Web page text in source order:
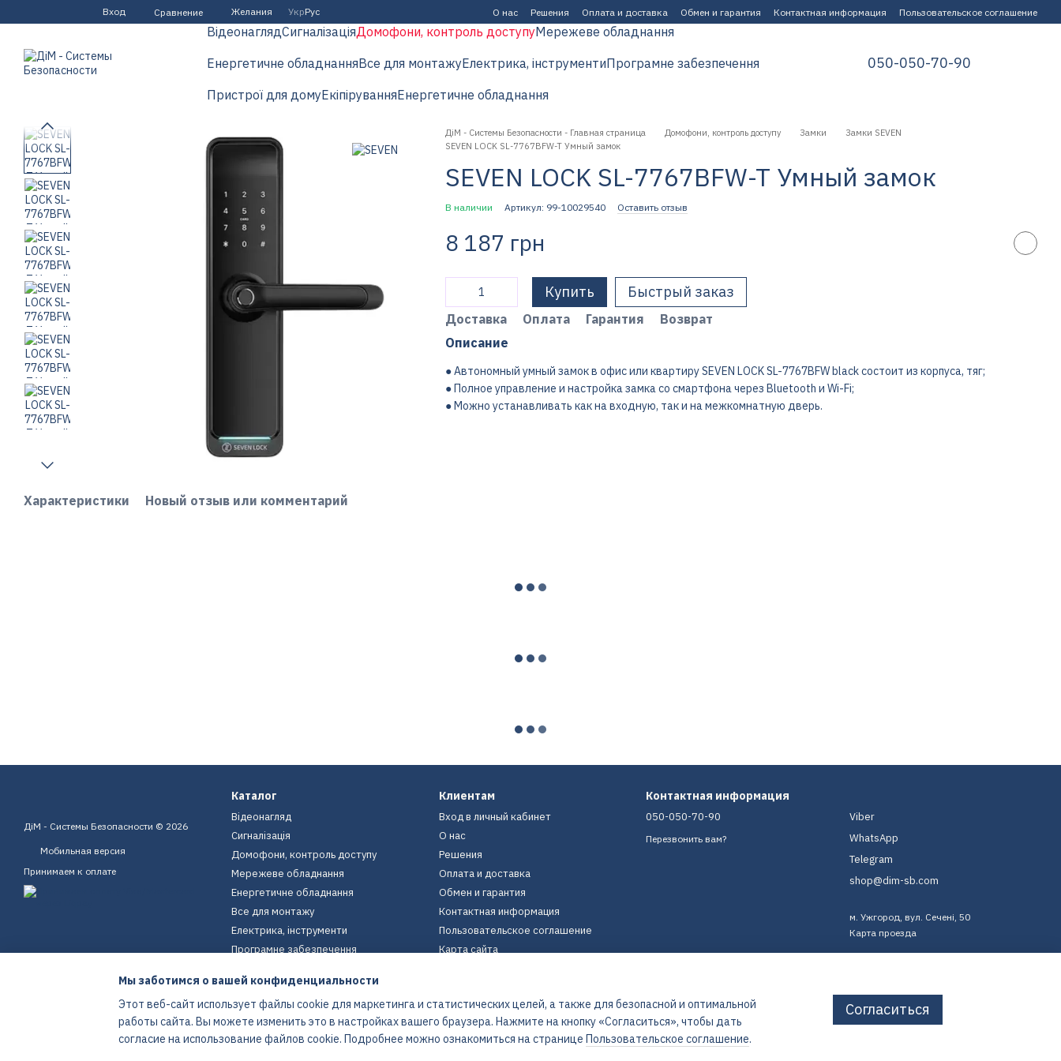
Перейти к основному контенту
Вход Сравнение Желания УкрРус О нас Решения Оплата и доставка Обмен и гарантия Контактная информация Пользовательское соглашение
ВідеонаглядСигналізаціяДомофони, контроль доступуМережеве обладнання
Енергетичне обладнанняВсе для монтажуЕлектрика, інструментиПрограмне забезпечення
Пристрої для домуЕкіпіруванняЕнергетичне обладнання
050-050-70-90
Характеристики Новый отзыв или комментарий
ДіМ - Системы Безопасности - Главная страница Домофони, контроль доступу Замки
Замки SEVEN
SEVEN LOCK SL-7767BFW-T Умный замок
SEVEN LOCK SL-7767BFW-T Умный замок
В наличии Артикул: 99-10029540 Оставить отзыв
8 187 грн
Купить Быстрый заказ
Доставка Оплата Гарантия
Возврат
Описание
● Автономный умный замок в офис или квартиру SEVEN LOCK SL-7767BFW black состоит из корпуса, тяг;
● Полное управление и настройка замка со смартфона через Bluetooth и Wi-Fi;
● Можно устанавливать как на входную, так и на межкомнатную дверь.
ДіМ - Системы Безопасности © 2026
Мобильная версия
Принимаем к оплате
Интернет-магазин создан с Хорошоп
Каталог
Відеонагляд
Сигналізація
Домофони, контроль доступу
Мережеве обладнання
Енергетичне обладнання
Все для монтажу
Електрика, інструменти
Програмне забезпечення
Екіпірування
Енергетичне обладнання
Клиентам
Вход в личный кабинет
О нас
Решения
Оплата и доставка
Обмен и гарантия
Контактная информация
Пользовательское соглашение
Карта сайта
Контактная информация
050-050-70-90
Перезвонить вам?
Viber
WhatsApp
Telegram
shop@dim-sb.com
м. Ужгород, вул. Сечені, 50
Карта проезда
Мы заботимся о вашей конфиденциальности
Этот веб-сайт использует файлы cookie для маркетинга и статистических целей, а также для безопасной и оптимальной
работы сайта. Вы можете изменить это в настройках вашего браузера. Нажмите на кнопку «Согласиться», чтобы дать
согласие на использование файлов cookie. Подробнее можно ознакомиться на странице Пользовательское соглашение.
Согласиться